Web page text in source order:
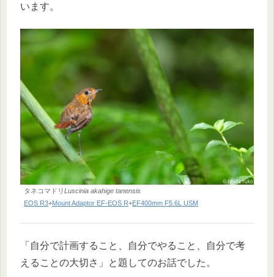
います。
タネコマドリ Luscinia akahige tanensis
EOS R3+Mount Adaptor EF-EOS R+EF400mm F5.6L USM
「自分で計画すること、自分でやること、自分で考
えることの大切さ」と題してのお話でした。